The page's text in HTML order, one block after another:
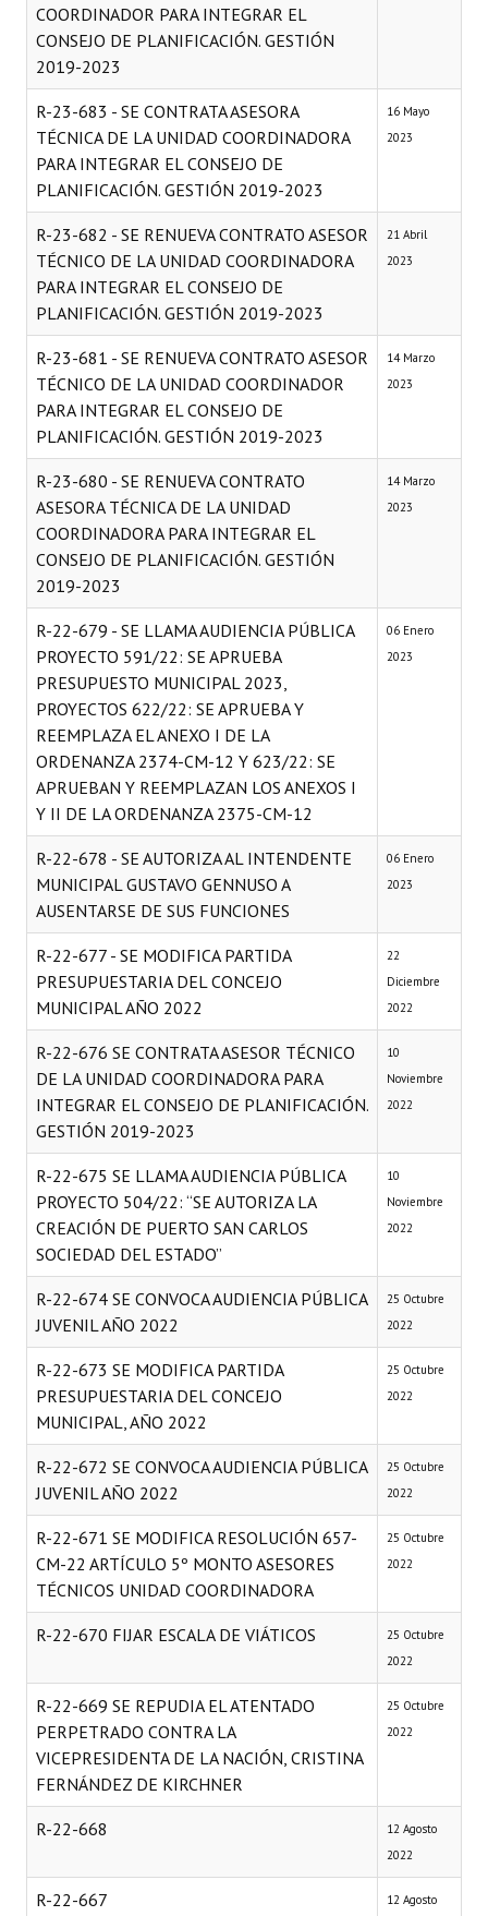
COORDINADOR PARA INTEGRAR EL
CONSEJO DE PLANIFICACIÓN. GESTIÓN
2019-2023
R-23-683 - SE CONTRATA ASESORA
TÉCNICA DE LA UNIDAD COORDINADORA
PARA INTEGRAR EL CONSEJO DE
PLANIFICACIÓN. GESTIÓN 2019-2023
16 Mayo
2023
R-23-682 - SE RENUEVA CONTRATO ASESOR
TÉCNICO DE LA UNIDAD COORDINADORA
PARA INTEGRAR EL CONSEJO DE
PLANIFICACIÓN. GESTIÓN 2019-2023
21 Abril
2023
R-23-681 - SE RENUEVA CONTRATO ASESOR
TÉCNICO DE LA UNIDAD COORDINADOR
PARA INTEGRAR EL CONSEJO DE
PLANIFICACIÓN. GESTIÓN 2019-2023
14 Marzo
2023
R-23-680 - SE RENUEVA CONTRATO
ASESORA TÉCNICA DE LA UNIDAD
COORDINADORA PARA INTEGRAR EL
CONSEJO DE PLANIFICACIÓN. GESTIÓN
2019-2023
14 Marzo
2023
R-22-679 - SE LLAMA AUDIENCIA PÚBLICA
PROYECTO 591/22: SE APRUEBA
PRESUPUESTO MUNICIPAL 2023,
PROYECTOS 622/22: SE APRUEBA Y
REEMPLAZA EL ANEXO I DE LA
ORDENANZA 2374-CM-12 Y 623/22: SE
APRUEBAN Y REEMPLAZAN LOS ANEXOS I
Y II DE LA ORDENANZA 2375-CM-12
06 Enero
2023
R-22-678 - SE AUTORIZA AL INTENDENTE
MUNICIPAL GUSTAVO GENNUSO A
AUSENTARSE DE SUS FUNCIONES
06 Enero
2023
R-22-677 - SE MODIFICA PARTIDA
PRESUPUESTARIA DEL CONCEJO
MUNICIPAL AÑO 2022
22
Diciembre
2022
R-22-676 SE CONTRATA ASESOR TÉCNICO
DE LA UNIDAD COORDINADORA PARA
INTEGRAR EL CONSEJO DE PLANIFICACIÓN.
GESTIÓN 2019-2023
10
Noviembre
2022
R-22-675 SE LLAMA AUDIENCIA PÚBLICA
PROYECTO 504/22: “SE AUTORIZA LA
CREACIÓN DE PUERTO SAN CARLOS
SOCIEDAD DEL ESTADO”
10
Noviembre
2022
R-22-674 SE CONVOCA AUDIENCIA PÚBLICA
JUVENIL AÑO 2022
25 Octubre
2022
R-22-673 SE MODIFICA PARTIDA
PRESUPUESTARIA DEL CONCEJO
MUNICIPAL, AÑO 2022
25 Octubre
2022
R-22-672 SE CONVOCA AUDIENCIA PÚBLICA
JUVENIL AÑO 2022
25 Octubre
2022
R-22-671 SE MODIFICA RESOLUCIÓN 657-
CM-22 ARTÍCULO 5º MONTO ASESORES
TÉCNICOS UNIDAD COORDINADORA
25 Octubre
2022
R-22-670 FIJAR ESCALA DE VIÁTICOS
25 Octubre
2022
R-22-669 SE REPUDIA EL ATENTADO
PERPETRADO CONTRA LA
VICEPRESIDENTA DE LA NACIÓN, CRISTINA
FERNÁNDEZ DE KIRCHNER
25 Octubre
2022
R-22-668
12 Agosto
2022
R-22-667 12 Agosto